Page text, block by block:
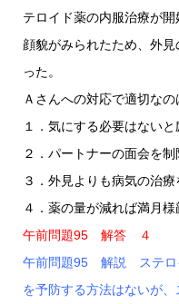
テロイド薬の内服治療が
顔貌がみられたため、外
った。
Ａさんへの対応で適切なの
１．気にする必要はないと
２．パートナーの面会を制
３．外見よりも病気の治療
４．薬の量が減れば満月様
午前問題95 解答 ４
午前問題95 解説 ステロ
を予防する方法はないが、